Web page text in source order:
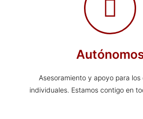
Asesoramiento y apoyo para los
individuales. Estamos contigo en